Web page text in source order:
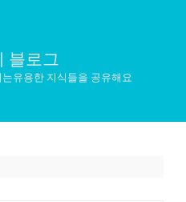
블로그
유용한 지식들을 공유해요